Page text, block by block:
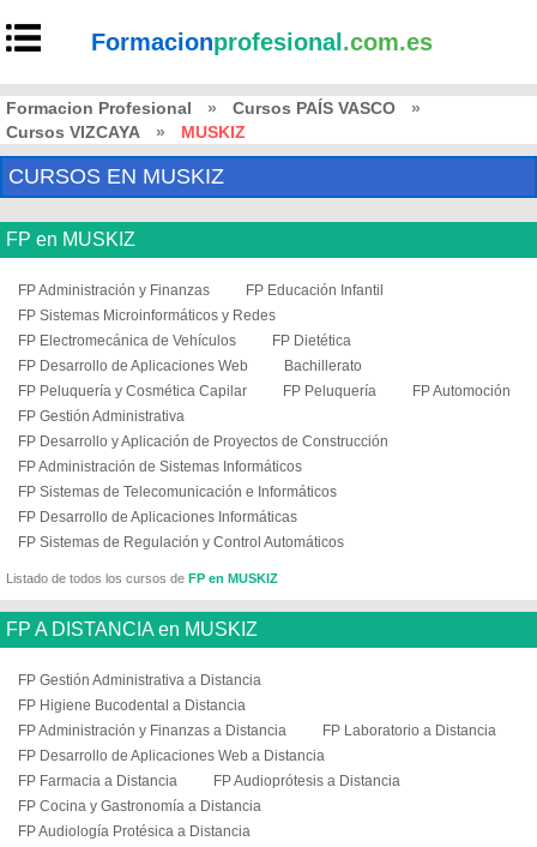
Formacionprofesional .com.es
Formacion Profesional » Cursos PAÍS VASCO
»
Cursos VIZCAYA
» MUSKIZ
CURSOS EN MUSKIZ
FP en MUSKIZ
FP Administración y Finanzas
FP Educación Infantil
FP Sistemas Microinformáticos y Redes
FP Electromecánica de Vehículos
FP Dietética
FP Desarrollo de Aplicaciones Web
Bachillerato
FP Peluquería y Cosmética Capilar
FP Peluquería
FP Automoción
FP Gestión Administrativa
FP Desarrollo y Aplicación de Proyectos de Construcción
FP Administración de Sistemas Informáticos
FP Sistemas de Telecomunicación e Informáticos
FP Desarrollo de Aplicaciones Informáticas
FP Sistemas de Regulación y Control Automáticos
Listado de todos los cursos de FP en MUSKIZ
FP A DISTANCIA en MUSKIZ
FP Gestión Administrativa a Distancia
FP Higiene Bucodental a Distancia
FP Administración y Finanzas a Distancia
FP Laboratorio a Distancia
FP Desarrollo de Aplicaciones Web a Distancia
FP Farmacia a Distancia
FP Audioprótesis a Distancia
FP Cocina y Gastronomía a Distancia
FP Audiología Protésica a Distancia